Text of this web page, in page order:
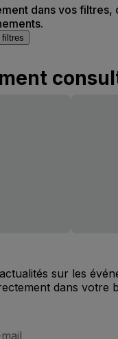
dans vos filtres,
filtres
sur les
dans votre